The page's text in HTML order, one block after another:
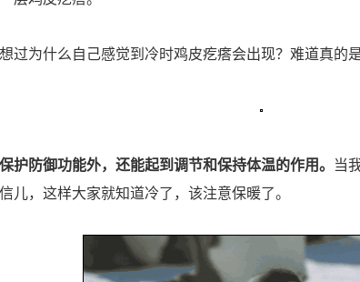
过为什么自己感觉到冷时鸡皮疙瘩会出现？难道真的
护防御功能外，还能起到调节和保持体温的作用。
当
儿，这样大家就知道冷了，该注意保暖了。